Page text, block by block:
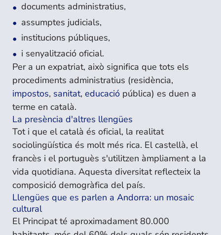
documents administratius,
assumptes judicials,
institucions públiques,
i senyalització oficial.
Per a un expatriat, això significa que tots els
procediments administratius (residència,
impostos, sanitat, educaciópública) es duen a
terme en català.
La presència d'altres llengües
Tot i que el català és oficial, la realitat
sociolingüística és molt més rica. El castellà, el
francès i el portuguès s'utilitzen àmpliament a la
vida quotidiana. Aquesta diversitat reflecteix la
composició demogràfica del país.
Llengües que es parlen a Andorra: un mosaic
cultural
El Principat té aproximadament 80.000